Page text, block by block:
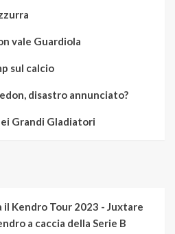
vale Guardiola
sul calcio
disastro annunciato?
Grandi Gladiatori
Kendro Tour 2023 - Juxtare
a caccia della Serie B